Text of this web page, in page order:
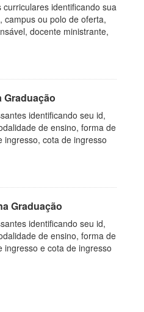
identificando sua
campus ou polo de oferta,
docente ministrante,
identificando seu id,
de ensino, forma de
cota de ingresso
Graduação
identificando seu id,
de ensino, forma de
e cota de ingresso